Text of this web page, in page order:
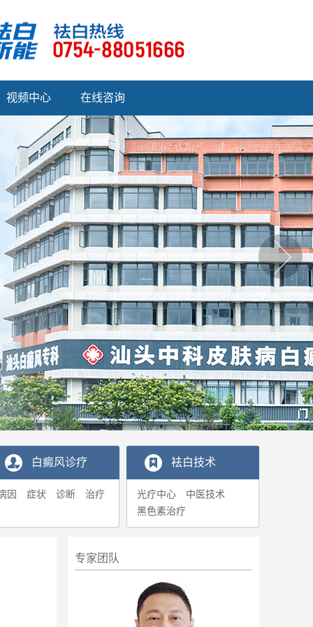
视频中心 在线咨询
白癜风诊疗
因 症状 诊断 治疗
袪白技术
光疗中心
中医技术
黑色素治疗
专家团队